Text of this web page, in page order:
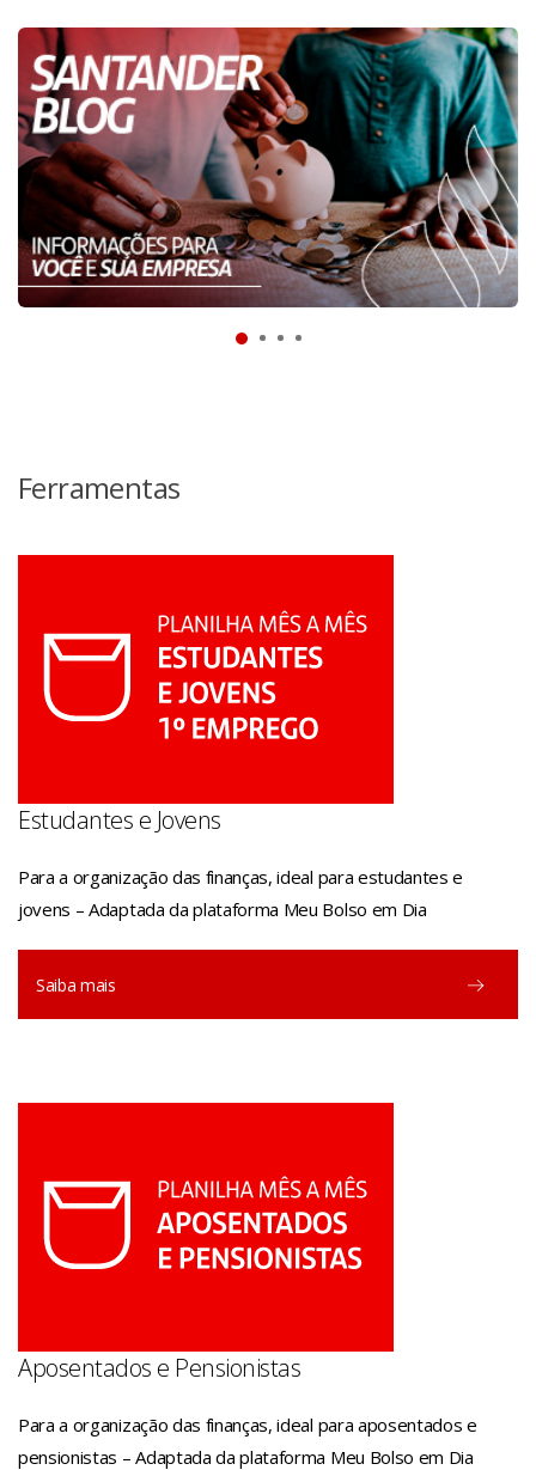
Ferramentas
Estudantes e Jovens
Para a organização das finanças, ideal para estudantes e
jovens – Adaptada da plataforma Meu Bolso em Dia
Saiba mais
Aposentados e Pensionistas
Para a organização das finanças, ideal para aposentados e
pensionistas – Adaptada da plataforma Meu Bolso em Dia